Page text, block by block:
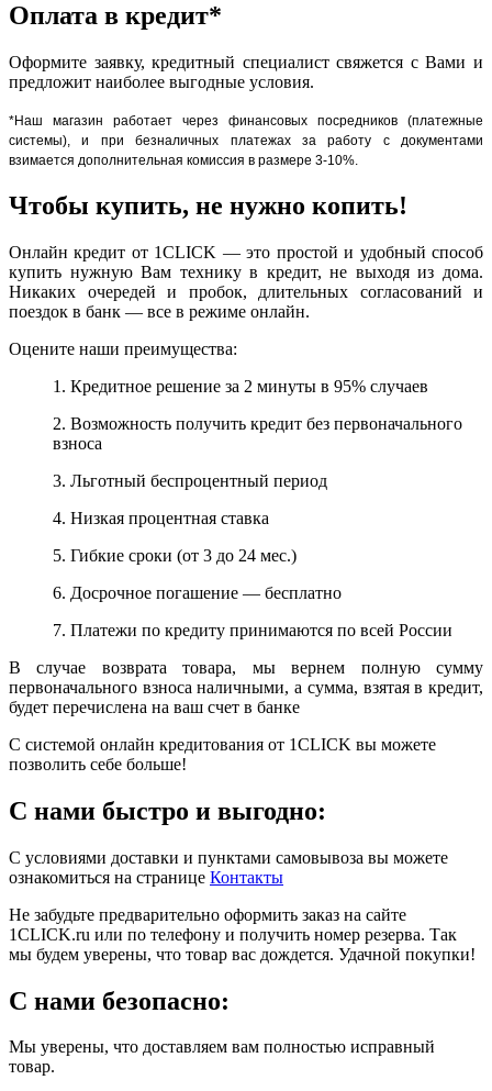
Оплата в кредит*
Оформите заявку, кредитный специалист свяжется с Вами и
предложит наиболее выгодные условия.
*Наш магазин работает через финансовых посредников (платежные
системы), и при безналичных платежах за работу с документами
взимается дополнительная комиссия в размере 3-10%.
Чтобы купить, не нужно копить!
Онлайн кредит от 1CLICK — это простой и удобный способ
купить нужную Вам технику в кредит, не выходя из дома.
Никаких очередей и пробок, длительных согласований и
поездок в банк — все в режиме онлайн.
Оцените наши преимущества:
1. Кредитное решение за 2 минуты в 95% случаев
2. Возможность получить кредит без первоначального
взноса
3. Льготный беспроцентный период
4. Низкая процентная ставка
5. Гибкие сроки (от 3 до 24 мес.)
6. Досрочное погашение — бесплатно
7. Платежи по кредиту принимаются по всей России
В случае возврата товара, мы вернем полную сумму
первоначального взноса наличными, а сумма, взятая в кредит,
будет перечислена на ваш счет в банке
С системой онлайн кредитования от 1CLICK вы можете
позволить себе больше!
С нами быстро и выгодно:
С условиями доставки и пунктами самовывоза вы можете
ознакомиться на странице Контакты
Не забудьте предварительно оформить заказ на сайте
1CLICK.ru или по телефону и получить номер резерва. Так
мы будем уверены, что товар вас дождется. Удачной покупки!
С нами безопасно:
Мы уверены, что доставляем вам полностью исправный
товар.